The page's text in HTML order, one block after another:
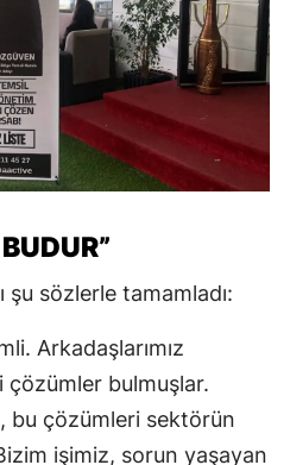
şu sözlerle tamamladı:
Arkadaşlarımız
çözümler bulmuşlar.
bu çözümleri sektörün
işimiz, sorun yaşayan